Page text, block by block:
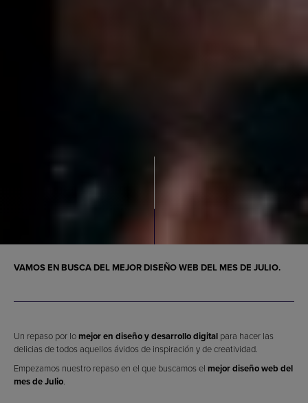
VAMOS EN BUSCA DEL MEJOR DISEÑO WEB DEL MES DE JULIO.
Un repaso por lo mejor en diseño y desarrollo digital para hacer las
delicias de todos aquellos ávidos de inspiración y de creatividad.
Empezamos nuestro repaso en el que buscamos el mejor diseño web del
mes de Julio